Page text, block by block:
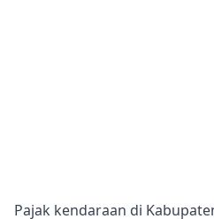
Pajak kendaraan di